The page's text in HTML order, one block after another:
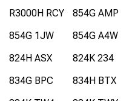
R3000H RCY
854G AMP
854G 1JW
854G A4W
824H ASX
824K 234
834G BPC
834H BTX